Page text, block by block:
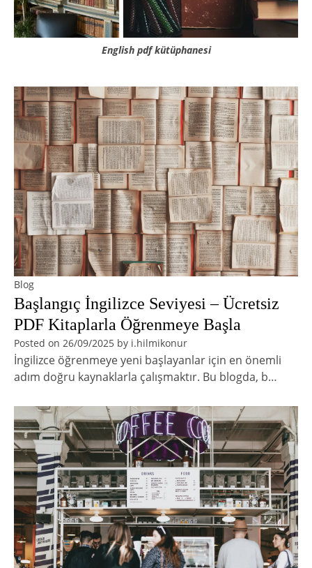
English pdf kütüphanesi
Blog
Başlangıç İngilizce Seviyesi – Ücretsiz
PDF Kitaplarla Öğrenmeye Başla
Posted on 26/09/2025 by i.hilmikonur
İngilizce öğrenmeye yeni başlayanlar için en önemli
adım doğru kaynaklarla çalışmaktır. Bu blogda, b…